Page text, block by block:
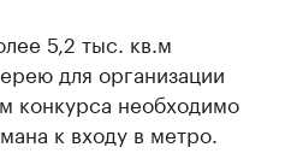
5,2 тыс. кв.м
для организации
конкурса необходимо
к входу в метро.